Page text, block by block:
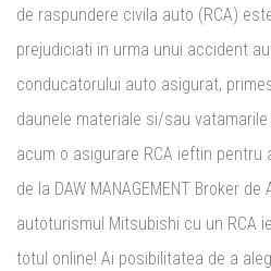
de raspundere civila auto (RCA)
prejudiciati in urma unui accident
conducatorului auto asigurat,
daunele materiale si/sau
acum o asigurare RCA ieftin
de la DAW MANAGEMENT Broker
autoturismul Mitsubishi cu un RCA
totul online! Ai posibilitatea de a